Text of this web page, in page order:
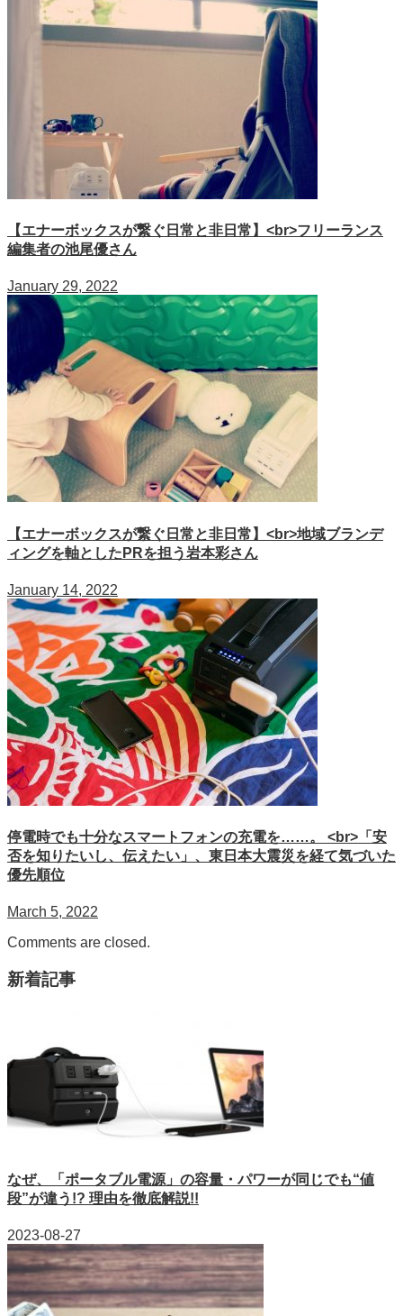
【エナーボックスが繋ぐ日常と非日常】<br>フリーランス
編集者の池尾優さん
January 29, 2022
【エナーボックスが繋ぐ日常と非日常】<br>地域ブランデ
ィングを軸としたPRを担う岩本彩さん
January 14, 2022
停電時でも十分なスマートフォンの充電を……。 <br>「安
否を知りたいし、伝えたい」、東日本大震災を経て気づいた
優先順位
March 5, 2022
Comments are closed.
新着記事
なぜ、「ポータブル電源」の容量・パワーが同じでも“値
段”が違う!? 理由を徹底解説!!
2023-08-27